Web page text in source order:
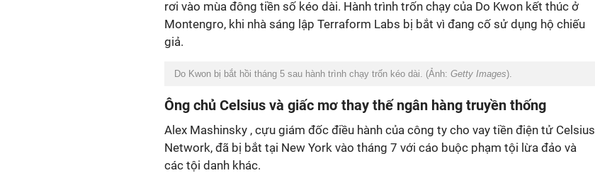
rơi vào mùa đông tiền số kéo dài. Hành trình trốn chạy của Do Kwon kết thúc ở
Montengro, khi nhà sáng lập Terraform Labs bị bắt vì đang cố sử dụng hộ chiếu
giả.
Do Kwon bị bắt hồi tháng 5 sau hành trình chạy trốn kéo dài. (Ảnh: Getty Images).
Ông chủ Celsius và giấc mơ thay thế ngân hàng truyền thống
Alex Mashinsky , cựu giám đốc điều hành của công ty cho vay tiền điện tử Celsius
Network, đã bị bắt tại New York vào tháng 7 với cáo buộc phạm tội lừa đảo và
các tội danh khác.